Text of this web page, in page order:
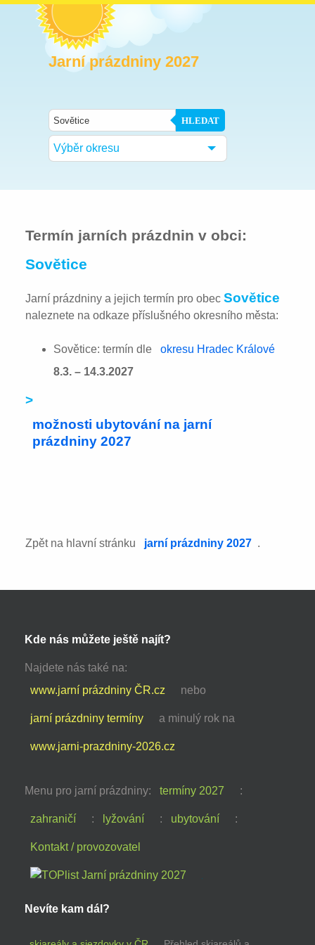
Jarní prázdniny 2027
HLEDAT
Výběr okresu
Termín jarních prázdnin v obci:
Sovětice
Jarní prázdniny a jejich termín pro obecSovětice
naleznete na odkaze příslušného okresního města:
Sovětice: termín dle
okresu Hradec Králové
8.3. – 14.3.2027
>
možnosti ubytování na jarní
prázdniny 2027
Zpět na hlavní stránku jarní prázdniny 2027 .
Kde nás můžete ještě najít?
Najdete nás také na:
www.jarní prázdniny ČR.cz
nebo
jarní prázdniny termíny a minulý rok na
www.jarni-prazdniny-2026.cz
Menu pro jarní prázdniny: termíny 2027 :
zahraničí : lyžování : ubytování :
Kontakt / provozovatel
Nevíte kam dál?